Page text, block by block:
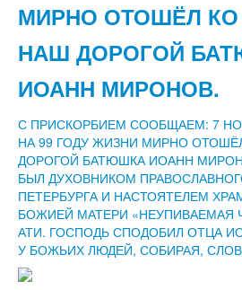
МИРНО ОТОШЁЛ
НАШ ДОРОГОЙ
ИОАНН МИРОНОВ.
С ПРИСКОРБИЕМ СООБЩАЕМ: 7
НА 99 ГОДУ ЖИЗНИ МИРНО
ДОРОГОЙ БАТЮШКА ИОАНН
БЫЛ ДУХОВНИКОМ
ПЕТЕРБУРГА И НАСТОЯТЕЛЕМ
БОЖИЕЙ МАТЕРИ «НЕУПИВАЕМАЯ
АТИ. ГОСПОДЬ СПОДОБИЛ ОТЦА
У БОЖЬИХ ЛЮДЕЙ, СОБИРАЯ,